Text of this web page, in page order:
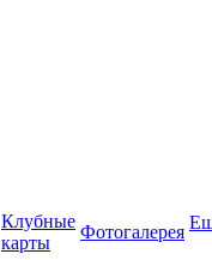
Клубные
карты
Фотогалерея